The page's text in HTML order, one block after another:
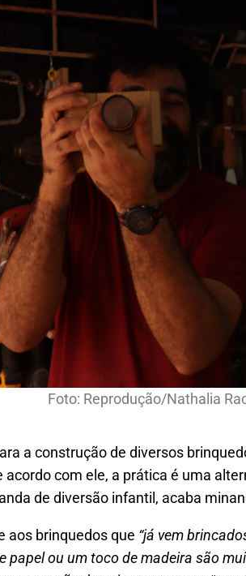
Foto: Reprodução/Nathalia
a construção de diversos
com ele, a prática é uma
de diversão infantil, acaba
aos brinquedos que “já vem
papel ou um toco de madeira são